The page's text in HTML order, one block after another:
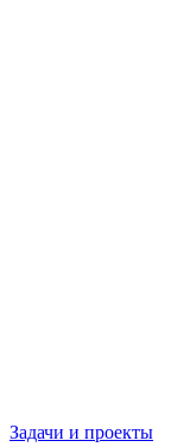
Задачи и проекты